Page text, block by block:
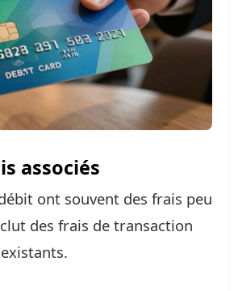
associés
ont souvent des frais peu
des frais de transaction